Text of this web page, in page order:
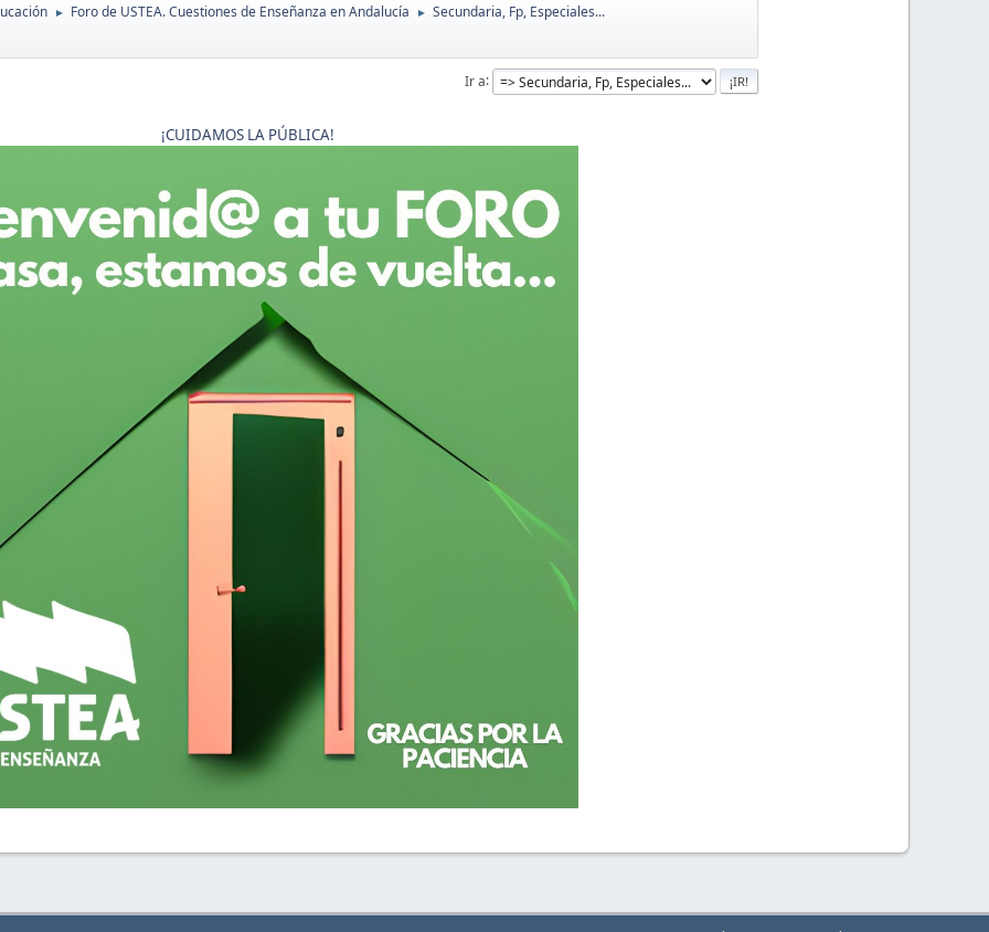
► Foro de USTEA. Cuestiones de Enseñanza en Andalucía ► Secundaria, Fp, Especiales...
Ir a
¡CUIDAMOS LA PÚBLICA!